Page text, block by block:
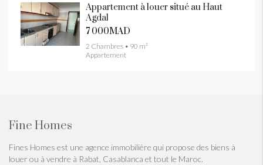
Appartement à louer situé au Haut
Agdal
7 000MAD
2 Chambres • 90 m²
Appartement
Fine Homes
Fines Homes est une agence immobilière qui propose des biens à
louer ou à vendre à Rabat, Casablanca et tout le Maroc.